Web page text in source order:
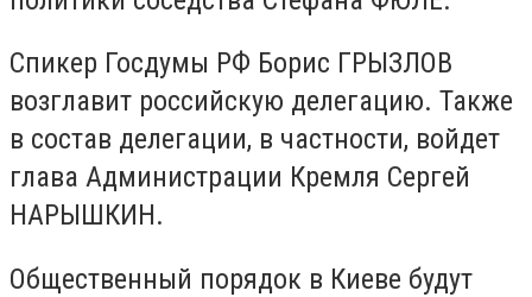
Спикер Госдумы РФ Борис ГРЫЗЛОВ
возглавит российскую делегацию. Также
в состав делегации, в частности, войдет
глава Администрации Кремля Сергей
НАРЫШКИН.
Общественный порядок в Киеве будут